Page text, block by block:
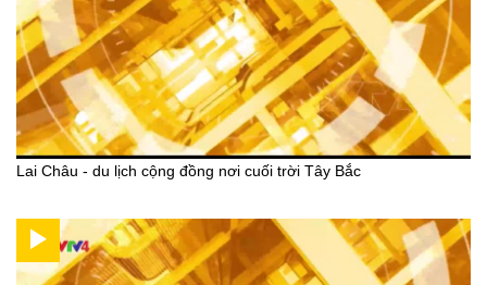
Lai Châu - du lịch cộng đồng nơi cuối trời Tây Bắc